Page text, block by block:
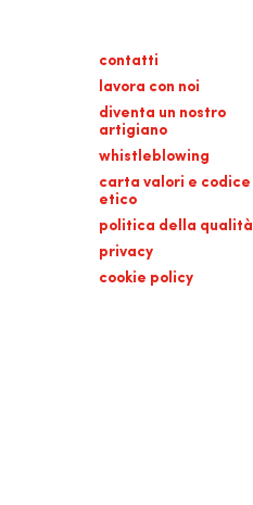
contatti
lavora con noi
diventa un nostro
artigiano
whistleblowing
carta valori e codice
etico
politica della qualità
privacy
cookie policy